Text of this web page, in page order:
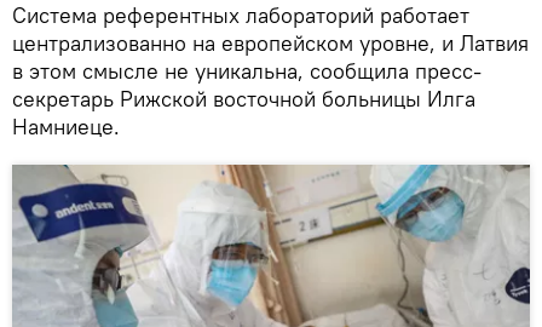
Система референтных лабораторий работает
централизованно на европейском уровне, и Латвия
в этом смысле не уникальна, сообщила пресс-
секретарь Рижской восточной больницы Илга
Намниеце.